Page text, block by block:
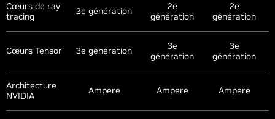
Cœurs de ray
tracing
2e génération
2e
génération
2e
génération
Cœurs Tensor 3e génération
3e
génération
3e
génération
Architecture
NVIDIA
Ampere Ampere Ampere